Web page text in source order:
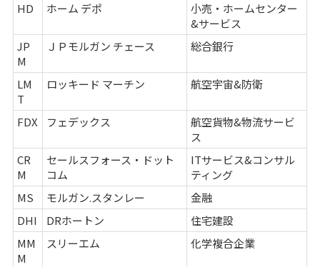
HD ホーム デポ
小売・ホームセンター
&サービス
JP
M
ＪＰモルガン チェース 総合銀行
LM
T
ロッキード マーチン 航空宇宙&防衛
FDX フェデックス
航空貨物&物流サービ
ス
CR
M
セールスフォース・ドット
コム
ITサービス&コンサル
ティング
MS
モルガン.スタンレー
金融
DHI
DRホートン
住宅建設
MM
M
スリーエム 化学複合企業